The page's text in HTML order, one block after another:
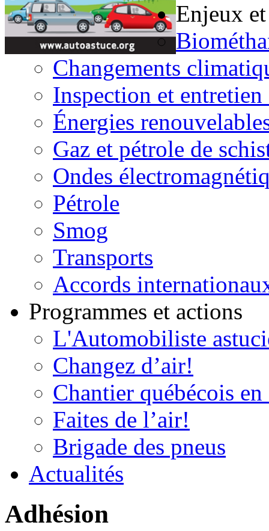
Enjeux
Changements
Inspection et entretien
Énergies
Gaz et pétrole de
Ondes
Pétrole
Smog
Transports
Accords
Programmes et actions
L'Automobiliste
Changez d’air!
Chantier québécois
Faites de l’air!
Brigade des pneus
Actualités
Adhésion